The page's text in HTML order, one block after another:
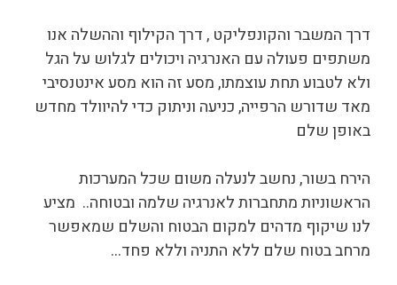
דרך המשבר והקונפליקט , דרך הקילוף וההשלה אנו
משתפים פעולה עם האנרגיה ויכולים לגלוש על הגל
ולא לטבוע תחת עוצמתו, מסע זה הוא מסע אינטנסיבי
מאד שדורש הרפייה, כניעה וניתוק כדי להיוולד מחדש
באופן שלם
הירח בשור, נחשב לנעלה משום שכל המערכות
הראשוניות מתחברות לאנרגיה שלמה ובטוחה.. מציע
לנו שיקוף מדהים למקום הבטוח והשלם שמאפשר
מרחב בטוח שלם ללא התניה וללא פחד…